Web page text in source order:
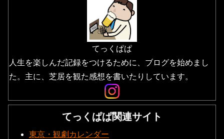
てっくぱぱ
人生を楽しんだ記録をつけるために、ブログを始めまし
た。主に、芝居を観た感想を書いたりしています。
てっくぱぱ関連サイト
東京・観劇カレンダー